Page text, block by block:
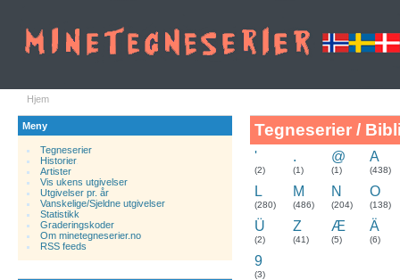
Hjem
Meny
Tegneserier
Historier.
Artister
Vis ukens utgivelser
Utgivelser pr. år
Vanskelige/Sjeldne utgivelser
Statistikk
Graderingskoder
Om minetegneserier.no
RSS feeds
Tegneserier /
'
(2)
.
(1)
@
(1)
A
(438)
L
(280)
M
(486)
N
(204)
O
(138)
Ü
(2)
Z
(41)
Æ
(5)
Ä
(6)
9
(3)